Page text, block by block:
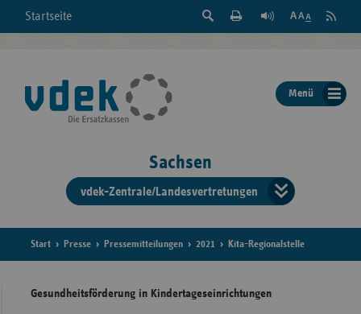
Startseite
Suche
der
Seite
Feed
Menü
Sachsen
vdek-Zentrale/Landesvertretungen
der
Start Presse Pressemitteilungen 2021 Kita-Regionalstelle
Gesundheitsförderung in Kindertageseinrichtungen